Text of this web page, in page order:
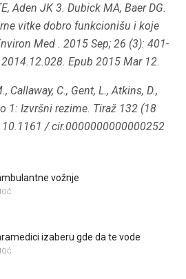
Aden JK 3. Dubick MA, Baer DG.
vitke dobro funkcionišu i koje
Med . 2015 Sep; 26 (3): 401-
Epub 2015 Mar 12.
Callaway, C., Gent, L., Atkins, D.,
1: Izvršni rezime. Tiraž 132 (18
/ cir.0000000000000252
vožnje
izaberu gde da te vode